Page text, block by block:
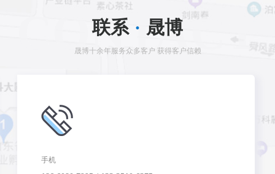
CONTACT
联系 · 晟博
晟博十余年服务众多客户 获得客户信赖
手机